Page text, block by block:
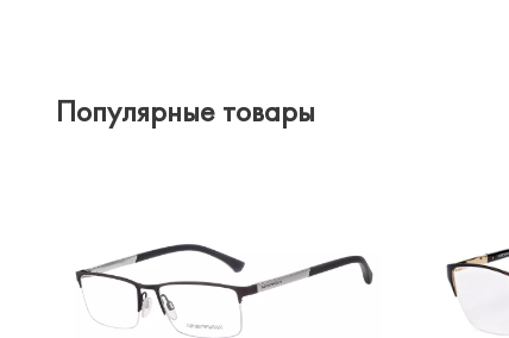
Популярные товары